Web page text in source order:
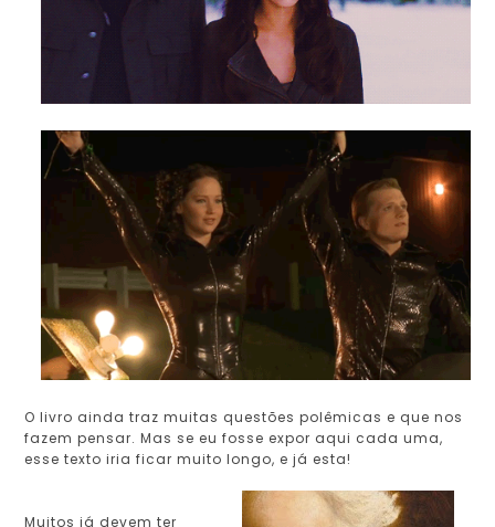
O livro ainda traz muitas questões polêmicas e que nos
fazem pensar. Mas se eu fosse expor aqui cada uma,
esse texto iria ficar muito longo, e já esta!
Muitos já devem ter